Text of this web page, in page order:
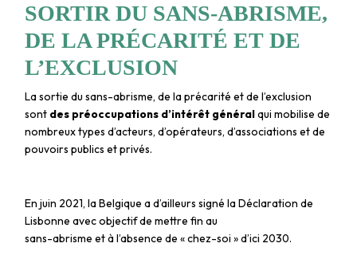
SORTIR DU SANS-ABRISME,
DE LA PRÉCARITÉ ET DE
L’EXCLUSION
La sortie du sans-abrisme, de la précarité et de l’exclusion
sont des préoccupations d’intérêt généralqui mobilise de
nombreux types d’acteurs, d’opérateurs, d’associations et de
pouvoirs publics et privés.
En juin 2021, la Belgique a d’ailleurs signé la Déclaration de
Lisbonne avec objectif de mettre fin au
sans-abrisme et à l’absence de « chez-soi » d’ici 2030.